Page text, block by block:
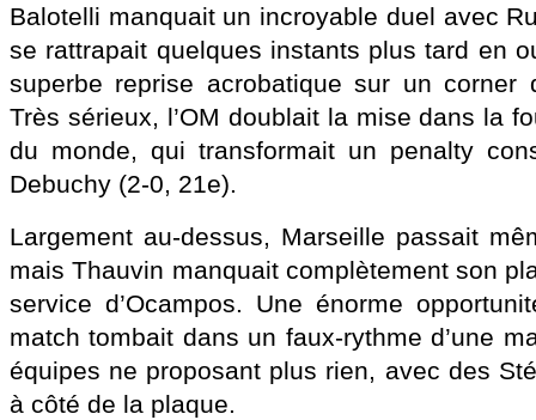
Balotelli manquait un incroyable duel avec
se rattrapait quelques instants plus tard en
superbe reprise acrobatique sur un corner
Très sérieux, l’OM doublait la mise dans la
du monde, qui transformait un penalty
Debuchy (2-0, 21e).
Largement au-dessus, Marseille passait
mais Thauvin manquait complètement son
service d’Ocampos. Une énorme
match tombait dans un faux-rythme d’une
équipes ne proposant plus rien, avec des
à côté de la plaque.